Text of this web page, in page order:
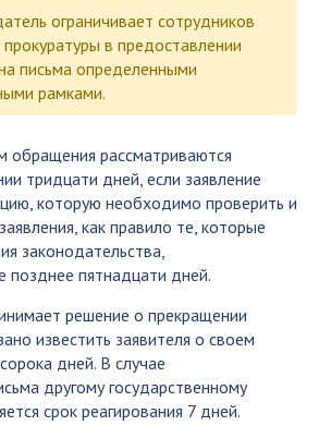
ограничивает сотрудников
прокуратуры в предоставлении
письма определенными
рамками.
рассматриваются
тридцати дней, если заявление
которую необходимо проверить и
как правило те, которые
законодательства,
позднее пятнадцати дней.
решение о прекращении
известить заявителя о своем
дней. В случае
другому государственному
срок реагирования 7 дней.